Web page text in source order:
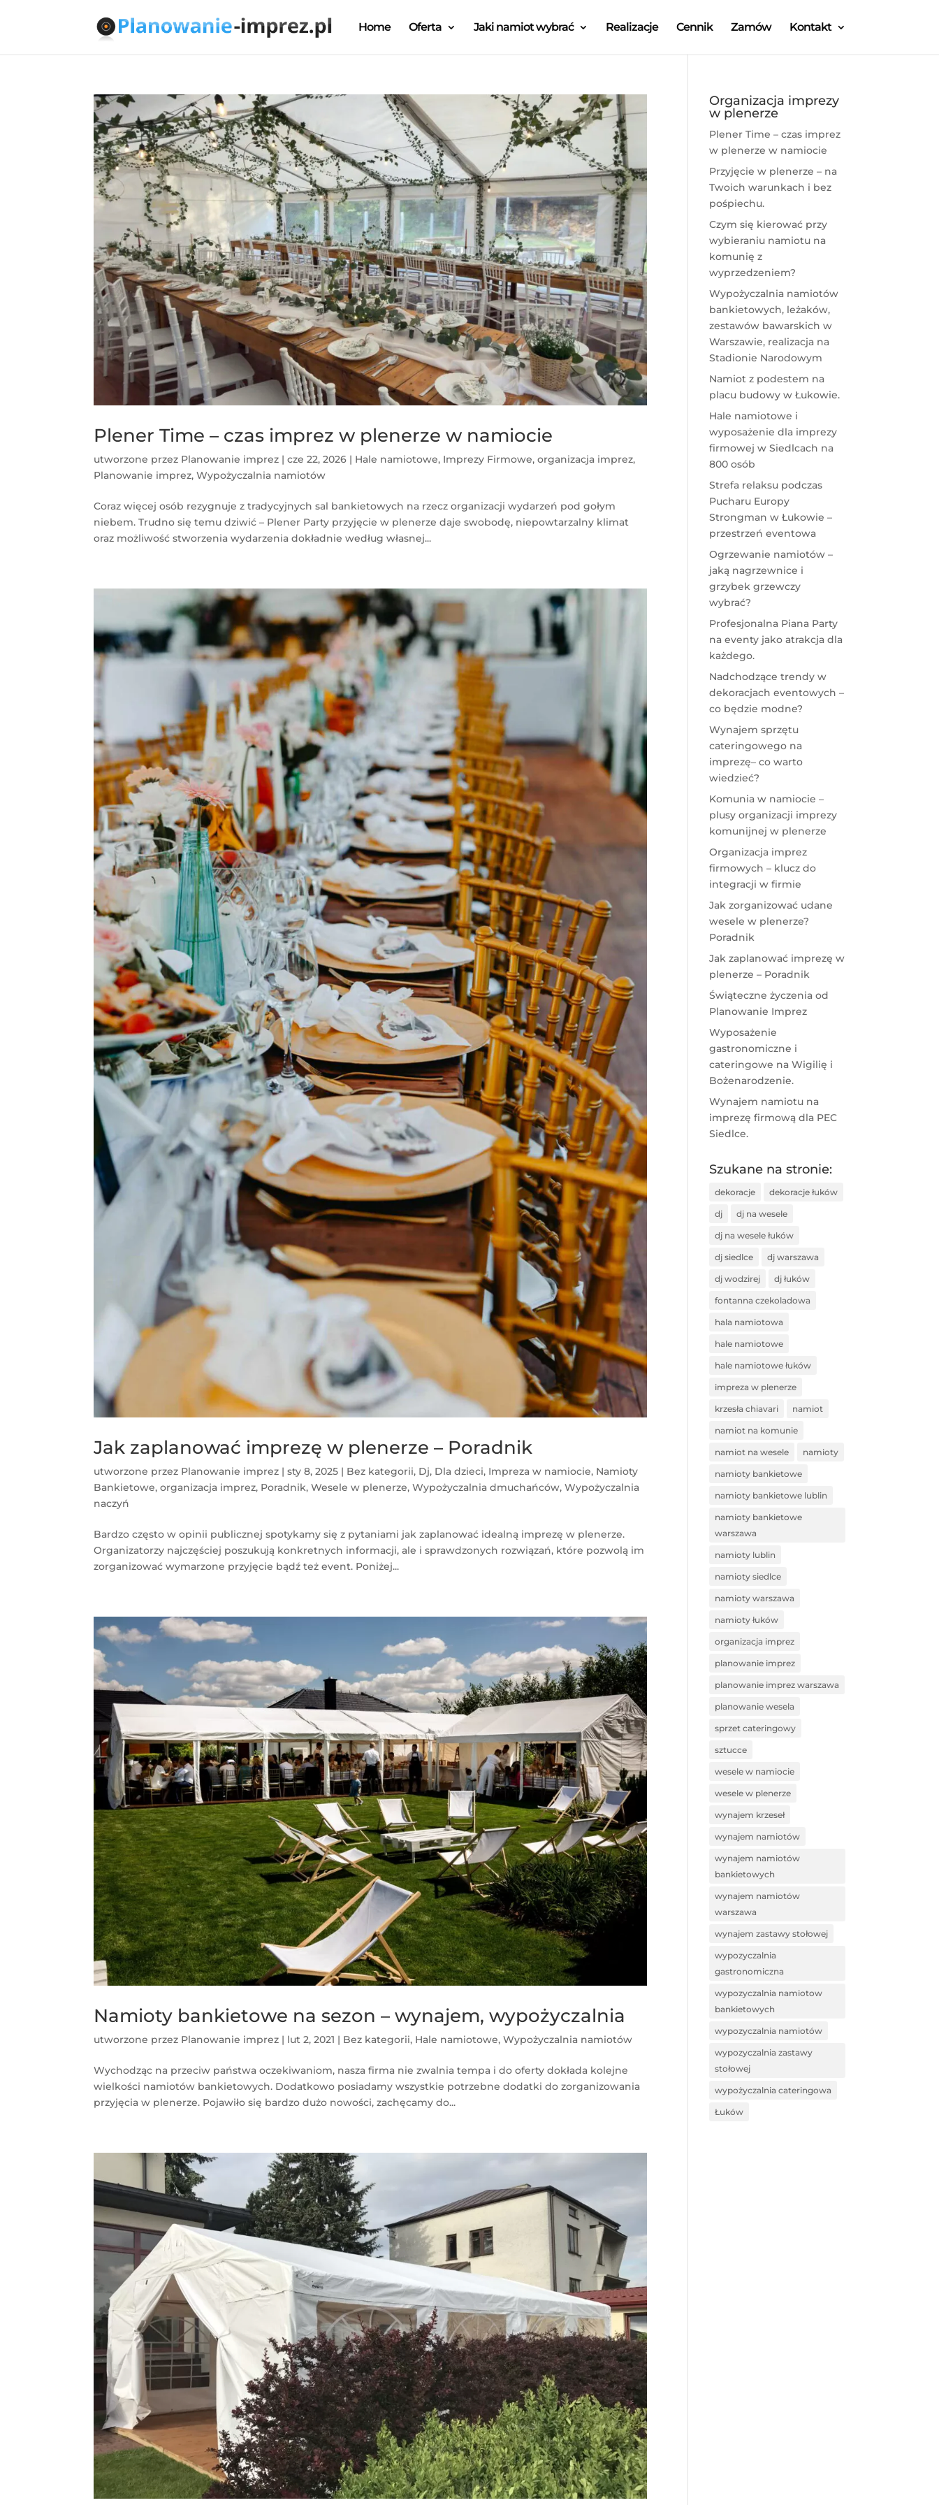
Home Oferta Jaki namiot wybrać Realizacje Cennik Zamów Kontakt
Plener Time – czas imprez w plenerze w namiocie
utworzone przez Planowanie imprez |cze 22, 2026 | Hale namiotowe, Imprezy Firmowe,organizacja imprez,
Planowanie imprez,Wypożyczalnia namiotów
Coraz więcej osób rezygnuje z tradycyjnych sal bankietowych na rzecz organizacji wydarzeń pod gołym
niebem. Trudno się temu dziwić – Plener Party przyjęcie w plenerze daje swobodę, niepowtarzalny klimat
oraz możliwość stworzenia wydarzenia dokładnie według własnej...
Jak zaplanować imprezę w plenerze – Poradnik
utworzone przez Planowanie imprez |sty 8, 2025 | Bez kategorii, Dj, Dla dzieci, Impreza w namiocie, Namioty
Bankietowe,organizacja imprez, Poradnik,Wesele w plenerze,Wypożyczalnia dmuchańców,Wypożyczalnia
naczyń
Bardzo często w opinii publicznej spotykamy się z pytaniami jak zaplanować idealną imprezę w plenerze.
Organizatorzy najczęściej poszukują konkretnych informacji, ale i sprawdzonych rozwiązań, które pozwolą im
zorganizować wymarzone przyjęcie bądź też event. Poniżej...
Namioty bankietowe na sezon – wynajem, wypożyczalnia
utworzone przez Planowanie imprez | lut 2, 2021 | Bez kategorii, Hale namiotowe,Wypożyczalnia namiotów
Wychodząc na przeciw państwa oczekiwaniom, nasza firma nie zwalnia tempa i do oferty dokłada kolejne
wielkości namiotów bankietowych. Dodatkowo posiadamy wszystkie potrzebne dodatki do zorganizowania
przyjęcia w plenerze. Pojawiło się bardzo dużo nowości, zachęcamy do...
Organizacja imprezy
w plenerze
Plener Time – czas imprez
w plenerze w namiocie
Przyjęcie w plenerze – na
Twoich warunkach i bez
pośpiechu.
Czym się kierować przy
wybieraniu namiotu na
komunię z
wyprzedzeniem?
Wypożyczalnia namiotów
bankietowych, leżaków,
zestawów bawarskich w
Warszawie, realizacja na
Stadionie Narodowym
Namiot z podestem na
placu budowy w Łukowie.
Hale namiotowe i
wyposażenie dla imprezy
firmowej w Siedlcach na
800 osób
Strefa relaksu podczas
Pucharu Europy
Strongman w Łukowie –
przestrzeń eventowa
Ogrzewanie namiotów –
jaką nagrzewnice i
grzybek grzewczy
wybrać?
Profesjonalna Piana Party
na eventy jako atrakcja dla
każdego.
Nadchodzące trendy w
dekoracjach eventowych –
co będzie modne?
Wynajem sprzętu
cateringowego na
imprezę– co warto
wiedzieć?
Komunia w namiocie –
plusy organizacji imprezy
komunijnej w plenerze
Organizacja imprez
firmowych – klucz do
integracji w firmie
Jak zorganizować udane
wesele w plenerze?
Poradnik
Jak zaplanować imprezę w
plenerze – Poradnik
Świąteczne życzenia od
Planowanie Imprez
Wyposażenie
gastronomiczne i
cateringowe na Wigilię i
Bożenarodzenie.
Wynajem namiotu na
imprezę firmową dla PEC
Siedlce.
Szukane na stronie:
dekoracje dekoracje łuków
dj dj na wesele
dj na wesele łuków
dj siedlce dj warszawa
dj wodzirej dj łuków
fontanna czekoladowa
hala namiotowa
hale namiotowe
hale namiotowe łuków
impreza w plenerze
krzesła chiavari namiot
namiot na komunie
namiot na wesele namioty
namioty bankietowe
namioty bankietowe lublin
namioty bankietowe
warszawa
namioty lublin
namioty siedlce
namioty warszawa
namioty łuków
organizacja imprez
planowanie imprez
planowanie imprez warszawa
planowanie wesela
sprzet cateringowy
sztucce
wesele w namiocie
wesele w plenerze
wynajem krzeseł
wynajem namiotów
wynajem namiotów
bankietowych
wynajem namiotów
warszawa
wynajem zastawy stołowej
wypozyczalnia
gastronomiczna
wypozyczalnia namiotow
bankietowych
wypozyczalnia namiotów
wypozyczalnia zastawy
stołowej
wypożyczalnia cateringowa
Łuków